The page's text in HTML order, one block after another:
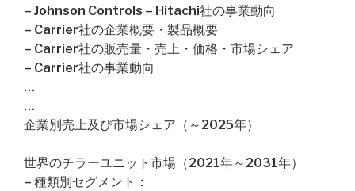
– Johnson Controls – Hitachi社の事業動向
– Carrier社の企業概要・製品概要
– Carrier社の販売量・売上・価格・市場シェア
– Carrier社の事業動向
…
…
企業別売上及び市場シェア（～2025年）
世界のチラーユニット市場（2021年～2031年）
– 種類別セグメント：